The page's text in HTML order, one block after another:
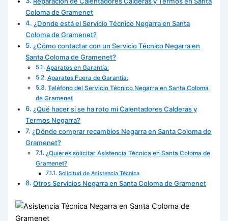
Coloma de Gramenet
¿Donde está el Servicio Técnico Negarra en Santa
Coloma de Gramenet?
¿Cómo contactar con un Servicio Técnico Negarra en
Santa Coloma de Gramenet?
Aparatos en Garantía:
Aparatos Fuera de Garantía:
Teléfono del Servicio Técnico Negarra en Santa Coloma
de Gramenet
¿Qué hacer si se ha roto mi Calentadores Calderas y
Termos Negarra?
¿Dónde comprar recambios Negarra en Santa Coloma de
Gramenet?
¿Quieres solicitar Asistencia Técnica en Santa Coloma de
Gramenet?
Solicitud de Asistencia Técnica
Otros Servicios Negarra en Santa Coloma de Gramenet